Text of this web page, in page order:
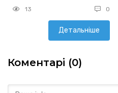
13 0
Детальніше
Коментарі (0)